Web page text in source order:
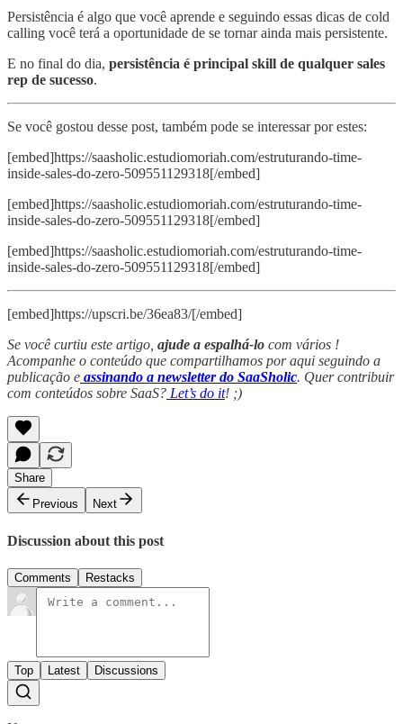
Persistência é algo que você aprende e seguindo essas dicas de cold
calling você terá a oportunidade de se tornar ainda mais persistente.
E no final do dia, persistência é principal skill de qualquer sales
rep de sucesso.
Se você gostou desse post, também pode se interessar por estes:
[embed]https://saasholic.estudiomoriah.com/estruturando-time-
inside-sales-do-zero-509551129318[/embed]
[embed]https://saasholic.estudiomoriah.com/estruturando-time-
inside-sales-do-zero-509551129318[/embed]
[embed]https://saasholic.estudiomoriah.com/estruturando-time-
inside-sales-do-zero-509551129318[/embed]
[embed]https://upscri.be/36ea83/[/embed]
Se você curtiu este artigo, ajude a espalhá-lo com vários !
Acompanhe o conteúdo que compartilhamos por aqui seguindo a
publicação e assinando a newsletter do SaaSholic. Quer contribuir
com conteúdos sobre SaaS? Let’s do it! ;)
Share
Previous
Next
Discussion about this post
Comments Restacks
Top Latest Discussions